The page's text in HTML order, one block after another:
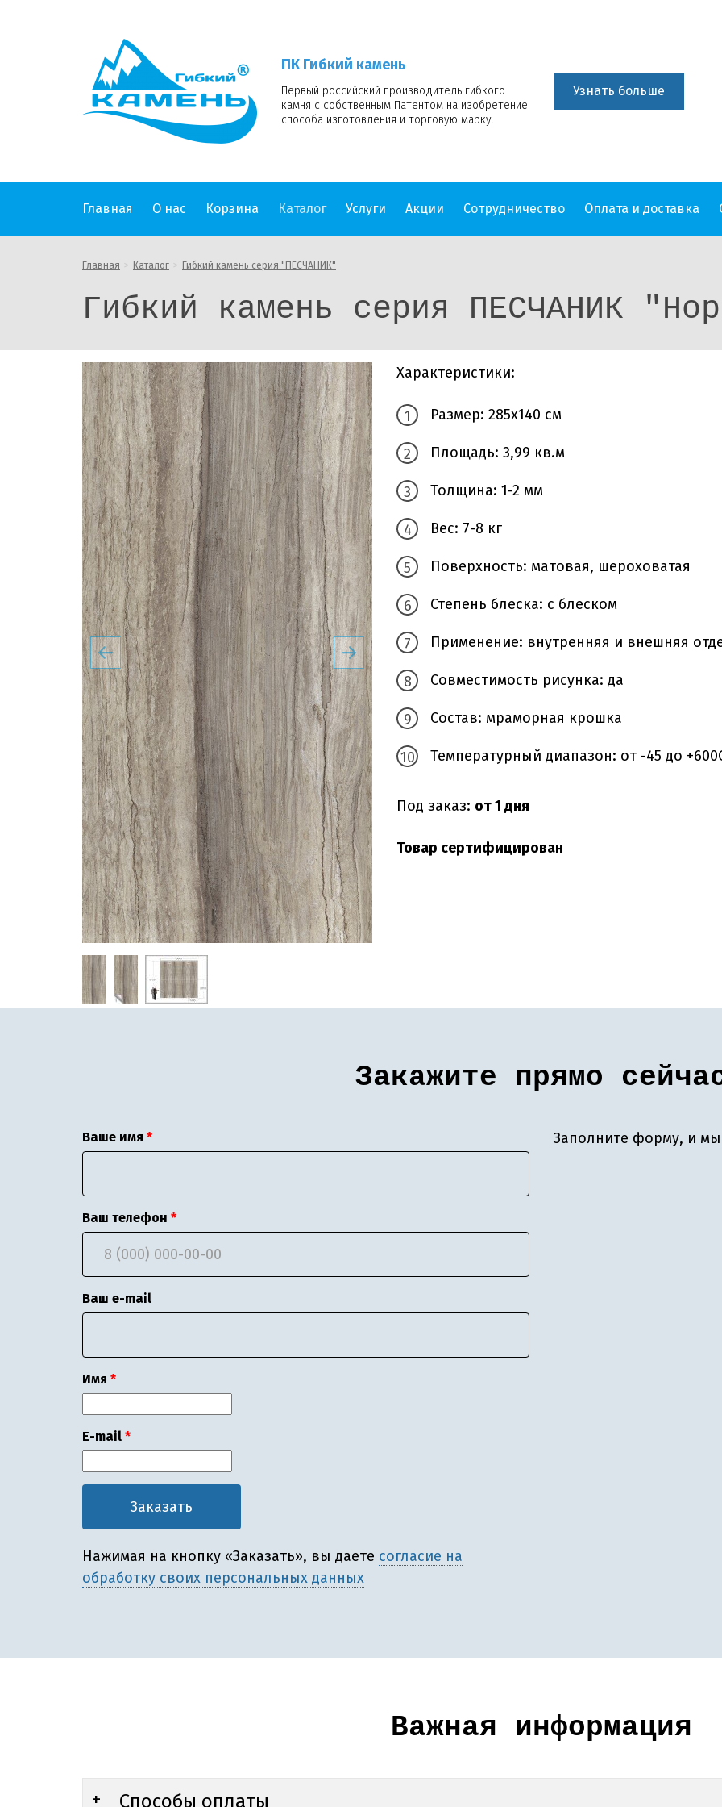
камень
ПК Гибкий камень
Первый российский производитель гибкого
камня с собственным Патентом на изобретение
способа изготовления и торговую марку.
Узнать больше
Главная О нас Корзина Каталог Услуги Акции Сотрудничество Оплата и доставка
Главная Каталог Гибкий камень серия "ПЕСЧАНИК"
Гибкий камень серия ПЕСЧАНИК
Характеристики:
Размер: 285х140 см
Площадь: 3,99 кв.м
Толщина: 1-2 мм
Вес: 7-8 кг
Поверхность: матовая, шероховатая
Степень блеска: с блеском
Применение: внутренняя и внешняя
Совместимость рисунка: да
Состав: мраморная крошка
Температурный диапазон: от -45 до
Под заказ: от 1 дня
Товар сертифицирован
Закажите прямо
Заполните форму, и
Ваше имя
Ваш телефон
Ваш e-mail
Имя
E-mail
Нажимая на кнопку «Заказать», вы даете согласие на
обработку своих персональных данных
Важная информация
Способы оплаты